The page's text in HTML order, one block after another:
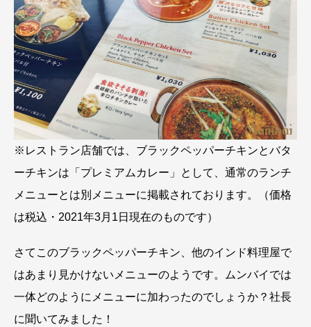
※レストラン店舗では、ブラックペッパーチキンとバタ
ーチキンは「プレミアムカレー」として、通常のランチ
メニューとは別メニューに掲載されております。（価格
は税込・2021年3月1日現在のものです）
さてこのブラックペッパーチキン、他のインド料理屋で
はあまり見かけないメニューのようです。ムンバイでは
一体どのようにメニューに加わったのでしょうか？社長
に聞いてみました！